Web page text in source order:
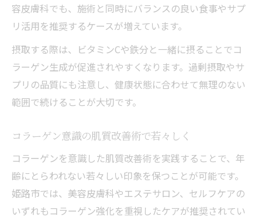
容皮膚科でも、施術と同時にバランスの良い食事やサプ
リ活用を推奨するケースが増えています。
摂取する際は、ビタミンCや鉄分と一緒に摂ることでコ
ラーゲン生成が促進されやすくなります。過剰摂取やサ
プリの品質にも注意し、健康状態に合わせて無理のない
範囲で続けることが大切です。
コラーゲン意識の肌質改善術で若々しく
コラーゲンを意識した肌質改善術を実践することで、年
齢にとらわれない若々しい印象を保つことが可能です。
姫路市では、美容皮膚科やエステサロン、セルフケアの
いずれもコラーゲン強化を重視したケアが推奨されてい